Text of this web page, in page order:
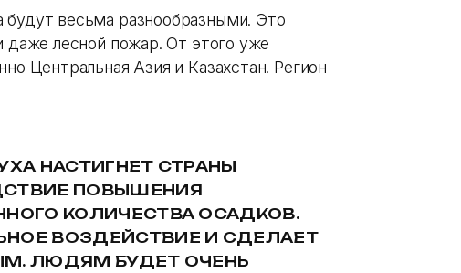
весьма разнообразными. Это
даже лесной пожар. От этого уже
Центральная Азия и Казахстан. Регион
НАСТИГНЕТ СТРАНЫ
ПОВЫШЕНИЯ
КОЛИЧЕСТВА ОСАДКОВ.
ВОЗДЕЙСТВИЕ И СДЕЛАЕТ
ЛЮДЯМ БУДЕТ ОЧЕНЬ